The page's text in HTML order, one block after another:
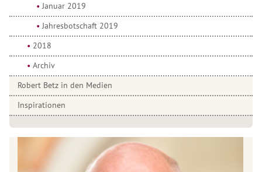
Januar 2019
Jahresbotschaft 2019
2018
Archiv
Robert Betz in den Medien
Inspirationen